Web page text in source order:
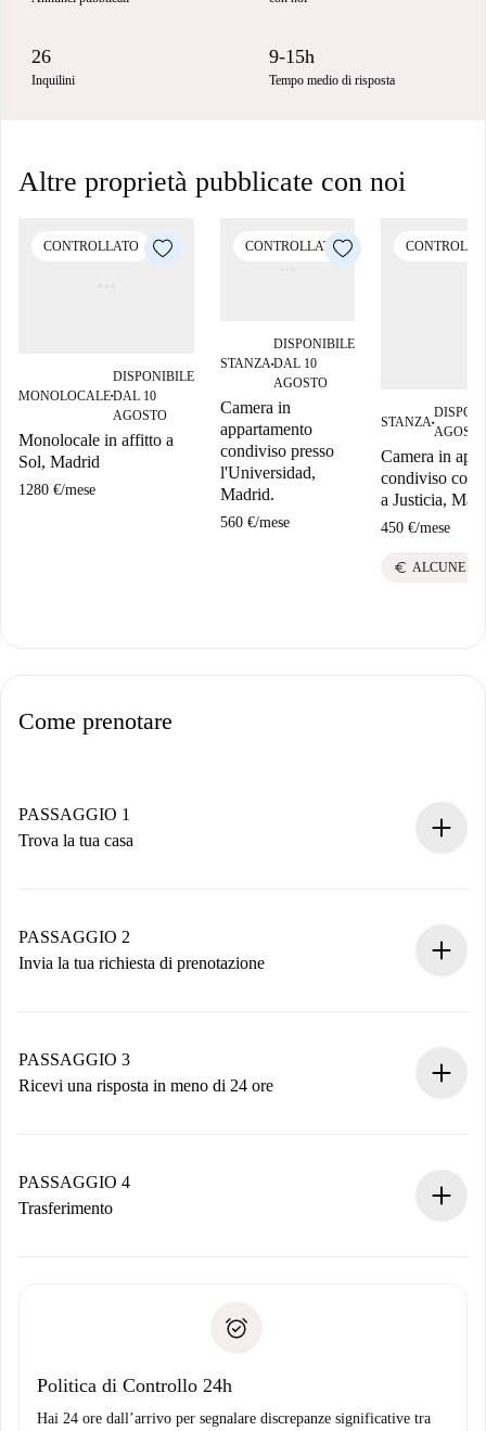
26
Inquilini
9-15h
Tempo medio di risposta
Altre proprietà pubblicate con noi
CONTROLLATO
MONOLOCALE■
DISPONIBILE
DAL 10
AGOSTO
Monolocale in affitto a
Sol, Madrid
1280 €/mese
CONTROLLATO
STANZA■
DISPONIBILE
DAL 10
AGOSTO
Camera in
appartamento
condiviso presso
l'Universidad,
Madrid.
560 €/mese
STANZA■
Camera in
condiviso con
a Justicia,
450 €/mese
euro ALCUNE
Come prenotare
PASSAGGIO 1
Trova la tua casa
Hai tutte le informazioni necessarie in anticipo.
PASSAGGIO 2
Invia la tua richiesta di prenotazione
non accetta.
PASSAGGIO 3
Ricevi una risposta in meno di 24 ore
contatto con il proprietario.
Se rifiutata: non ti addebiteremo nulla e ti proporremo
Domiciliazione del pagamento
PASSAGGIO 4
Trasferimento
solo se non segnali problemi.
Politica di Controllo 24h
Hai 24 ore dall’arrivo per segnalare discrepanze significative tra